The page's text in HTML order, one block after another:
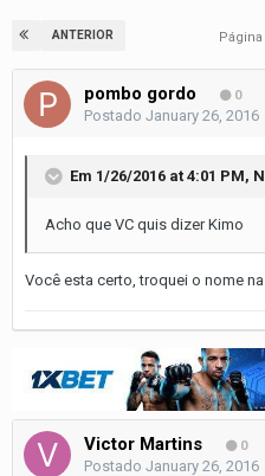
ANTERIOR
pombo gordo 0
Postado January 26, 2016
Em 1/26/2016 at 4:01 PM,
Acho que VC quis dizer Kimo
Você esta certo, troquei o nome na
Victor Martins 0
Postado January 26, 2016